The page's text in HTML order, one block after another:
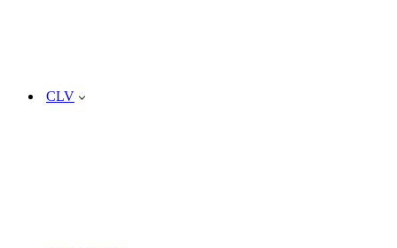
CLV